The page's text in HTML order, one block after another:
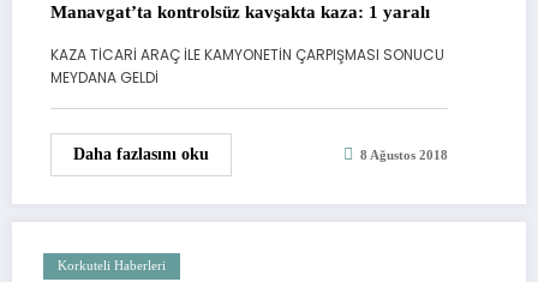
Manavgat’ta kontrolsüz kavşakta kaza: 1 yaralı
KAZA TİCARİ ARAÇ İLE KAMYONETİN ÇARPIŞMASI SONUCU
MEYDANA GELDİ
Daha fazlasını oku 8 Ağustos 2018
Korkuteli Haberleri